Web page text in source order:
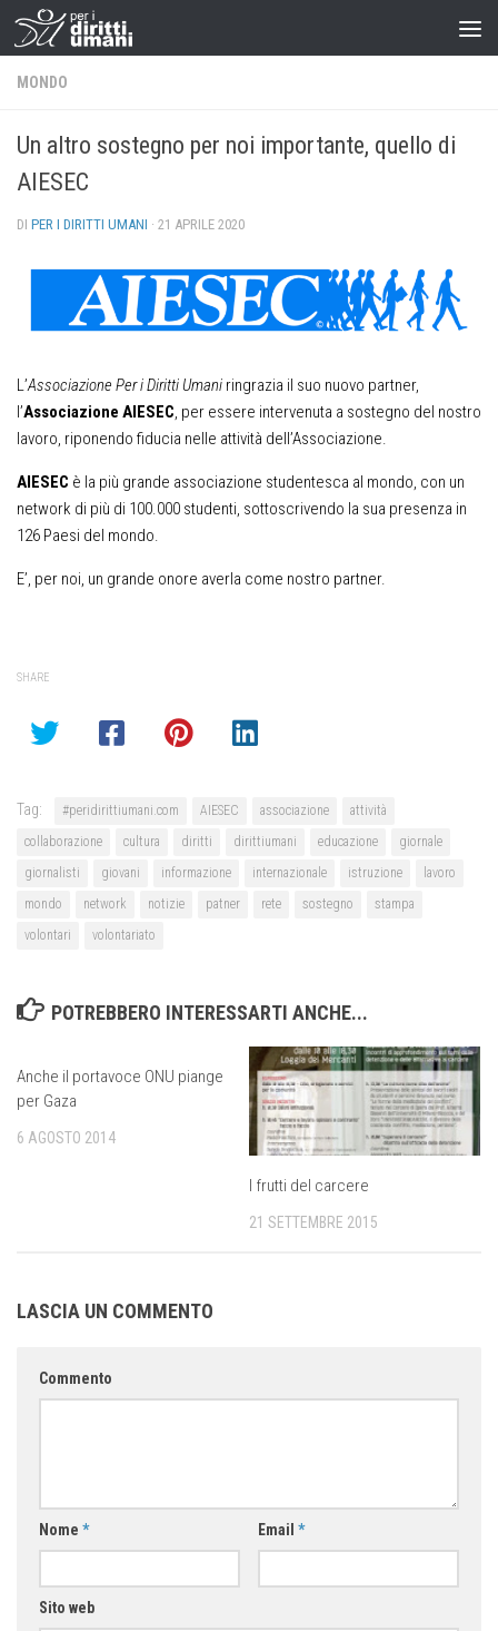
MONDO
Un altro sostegno per noi importante, quello di
AIESEC
DI PER I DIRITTI UMANI · 21 APRILE 2020
L’Associazione Per i Diritti Umani ringrazia il suo nuovo partner,
l’Associazione AIESEC, per essere intervenuta a sostegno del nostro
lavoro, riponendo fiducia nelle attività dell’Associazione.
AIESEC è la più grande associazione studentesca al mondo, con un
network di più di 100.000 studenti, sottoscrivendo la sua presenza in
126 Paesi del mondo.
E’, per noi, un grande onore averla come nostro partner.
SHARE
Tag: #peridirittiumani.com AIESEC associazione
attività
collaborazione
cultura diritti dirittiumani educazione
giornale
giornalisti
giovani informazione internazionale istruzione
lavoro
mondo
network notizie patner rete sostegno
stampa
volontari
volontariato
POTREBBERO INTERESSARTI ANCHE...
Anche il portavoce ONU piange
per Gaza
6 AGOSTO 2014
I frutti del carcere
21 SETTEMBRE 2015
LASCIA UN COMMENTO
Commento
Nome * Email *
Sito web